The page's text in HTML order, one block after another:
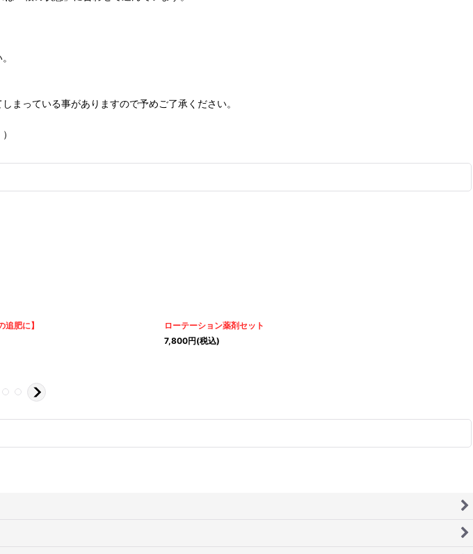
まっている事がありますので予めご了承ください。
肥に】
ローテーション薬剤セット
7,800円(税込)